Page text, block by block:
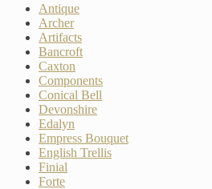
Antique
Archer
Artifacts
Bancroft
Caxton
Components
Conical Bell
Devonshire
Edalyn
Empress Bouquet
English Trellis
Finial
Forte